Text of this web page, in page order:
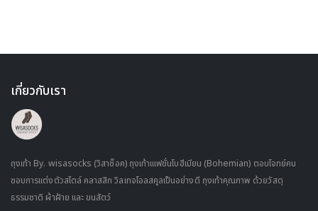
เกี่ยวกับเรา
ถุงเท้า By. wisasocks (วิสาซ็อค) ถุงเท้าเแฟชั่นโบฮีเมียน (Bohemian) ตอบโจทย์คน
ชอบการแต่งตัวสไตล์ คลาสสิก วิลเทจโอลสคูลเป็นอย่างดี ถุงเท้าคุณภาพ ด้วยวัสดุ
ธรรมชาติ ผ้าฝ้าย และ ขนสัตว์